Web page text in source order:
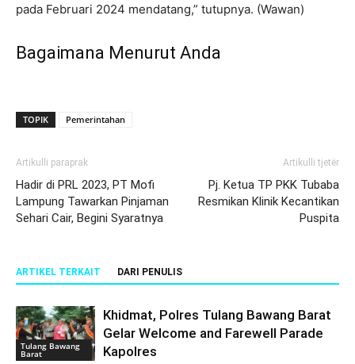
pada Februari 2024 mendatang,” tutupnya. (Wawan)
Bagaimana Menurut Anda
TOPIK Pemerintahan
Artikulli paraprak
Hadir di PRL 2023, PT Mofi
Lampung Tawarkan Pinjaman
Sehari Cair, Begini Syaratnya
Artikulli tjetër
Pj. Ketua TP PKK Tubaba
Resmikan Klinik Kecantikan
Puspita
ARTIKEL TERKAIT DARI PENULIS
Tulang Bawang
Barat
Khidmat, Polres Tulang Bawang Barat
Gelar Welcome and Farewell Parade
Kapolres